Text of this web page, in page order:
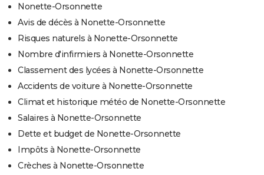
Nonette-Orsonnette
Avis de décès à Nonette-Orsonnette
Risques naturels à Nonette-Orsonnette
Nombre d'infirmiers à Nonette-Orsonnette
Classement des lycées à Nonette-Orsonnette
Accidents de voiture à Nonette-Orsonnette
Climat et historique météo de Nonette-Orsonnette
Salaires à Nonette-Orsonnette
Dette et budget de Nonette-Orsonnette
Impôts à Nonette-Orsonnette
Crèches à Nonette-Orsonnette